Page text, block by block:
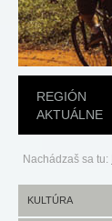
REGIÓN
AKTUÁLNE
Nachádzaš sa tu:
KULTÚRA